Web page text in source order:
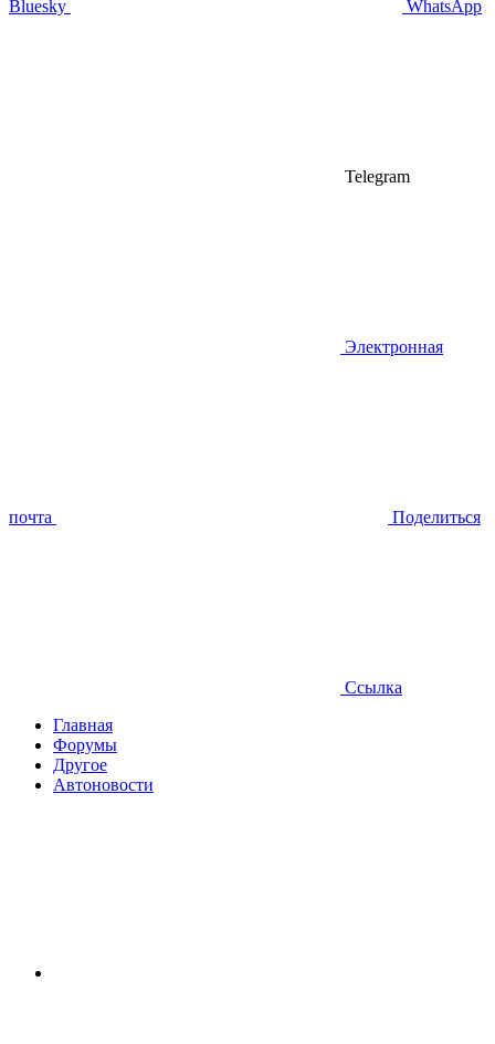
Bluesky WhatsApp
Telegram
Электронная
почта Поделиться
Ссылка
Главная
Форумы
Другое
Автоновости